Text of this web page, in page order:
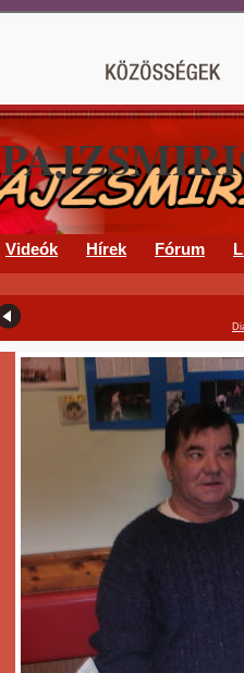
Videók Hírek Fórum